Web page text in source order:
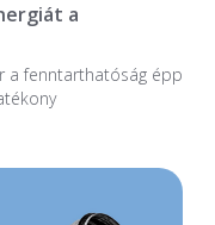
a
a fenntarthatóság épp